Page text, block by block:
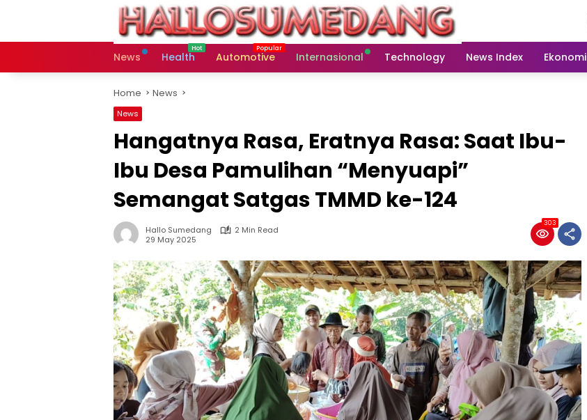
News
Health Automotive Internasional Technology News Index Ekonomi
Home News
News
Hangatnya Rasa, Eratnya Rasa: Saat Ibu-
Ibu Desa Pamulihan “Menyuapi”
Semangat Satgas TMMD ke-124
Hallo Sumedang
2 Min Read
29 May 2025
303